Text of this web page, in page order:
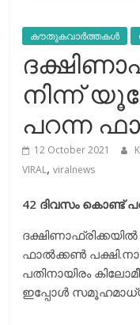
കൗതുകവാർത്തകൾ
നിന്ന്
പറന്ന
12 October 2021
VIRAL,viralnews
42 ദിവസം കൊണ്ട്
ദക്ഷിണാഫ്രിക്കയില്‍
ഫാല്‍ക്കണ്‍
പതിനായിരം
ഇപ്പോള്‍